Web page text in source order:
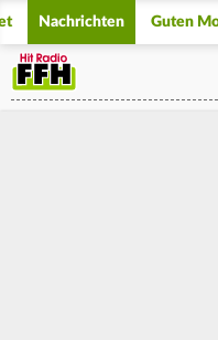
Nachrichten Guten